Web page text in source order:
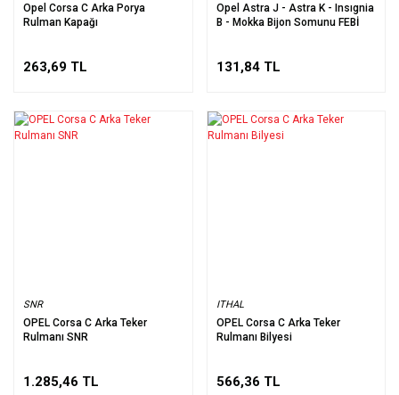
Opel Corsa C Arka Porya
Rulman Kapağı
263,69 TL
Opel Astra J - Astra K - Insıgnia
B - Mokka Bijon Somunu FEBİ
131,84 TL
SNR
OPEL Corsa C Arka Teker
Rulmanı SNR
1.285,46 TL
ITHAL
OPEL Corsa C Arka Teker
Rulmanı Bilyesi
566,36 TL